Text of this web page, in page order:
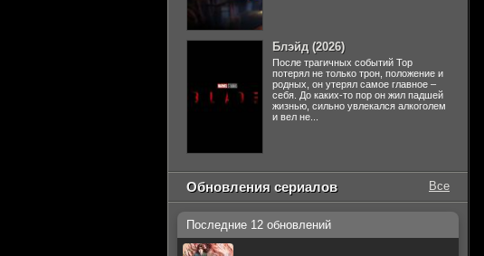
Блэйд (2026)
После трагичных событий Тор
потерял не только трон, положение и
родных, он утерял самое главное –
себя. До каких-то пор он жил падшей
жизнью, сильно увлекался алкоголем
и вел не...
Обновления сериалов Все
Последние 12 обновлений